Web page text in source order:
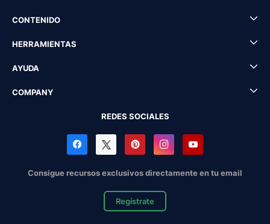
CONTENIDO
HERRAMIENTAS
AYUDA
COMPANY
REDES SOCIALES
Consigue recursos exclusivos directamente en tu email
Regístrate